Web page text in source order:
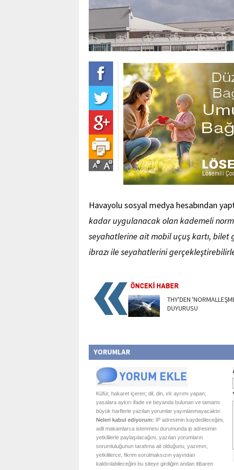
Havayolu sosyal medya hesabından
kadar uygulanacak olan kademeli
seyahatlerine ait mobil uçuş kartı,
ibrazı ile seyahatlerini
THY'DEN
DUYURUSU
YORUMLAR
Küfür, hakaret içeren; dil, din, ırk ayrımı yapan;
yasalara aykırı ifade ve beyanda bulunan ve tamamı
büyük harflerle yazılan yorumlar yayınlanmayacaktır.
Neleri kabul ediyorum: IP adresimin kaydedileceğini,
adli makamlarca istenmesi durumunda ip adresimin
yetkililerle paylaşılacağını, yazılan yorumların
sorumluluğunun tarafıma ait olduğunu, yazımın,
yetkililerce, fikrim sorulmaksızın yayından
kaldırılabileceğini bu siteye girdiğim andan itibaren